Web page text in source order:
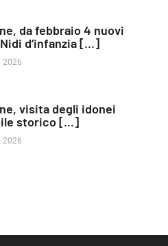
da febbraio 4 nuovi
d’infanzia [...]
2026
visita degli idonei
storico [...]
2026